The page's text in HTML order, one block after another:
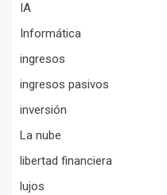
IA
Informática
ingresos
ingresos pasivos
inversión
La nube
libertad financiera
lujos